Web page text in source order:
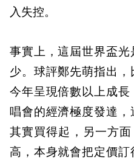
入失控。
事實上，這屆世界盃
少。球評鄭先萌指出，
今年呈現倍數以上成
唱會的經濟極度發達
其實買得起，另一方面
高，本身就會把定價